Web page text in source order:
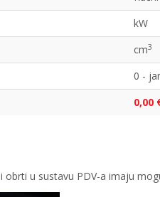
kW
cm3
0 -
0,00
obrti u sustavu PDV-a imaju